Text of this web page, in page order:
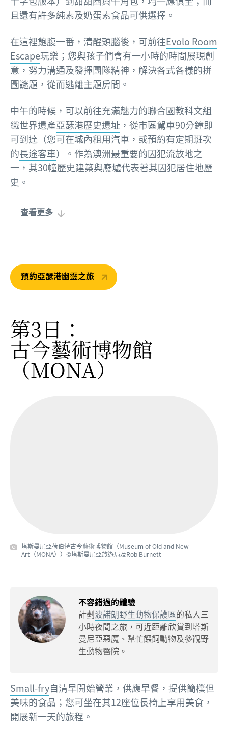
且還有許多純素及奶蛋素食品可供選擇。
在這裡飽腹一番，清醒頭腦後，可前往Evolo Room
Escape玩樂；您與孩子們會有一小時的時間展現創
意，努力溝通及發揮團隊精神，解決各式各樣的拼
圖謎題，從而逃離主題房間。
中午的時候，可以前往充滿魅力的聯合國教科文組
織世界遺產亞瑟港歷史遺址 ，從市區駕車90分鐘即
可到達（您可在城內租用汽車，或預約有定期班次
的長途客車）。作為澳洲最重要的囚犯流放地之
一，其30幢歷史建築與廢墟代表著其囚犯居住地歷
史。
查看更多
預約亞瑟港幽靈之旅
第3日：
古今藝術博物館
（MONA）
塔斯曼尼亞荷伯特古今藝術博物館（Museum of Old and New
Art（MONA））©塔斯曼尼亞旅遊局及Rob Burnett
不容錯過的體驗
計劃波諾朗野生動物保護區的私人三
小時夜間之旅，可近距離欣賞到塔斯
曼尼亞惡魔、幫忙餵飼動物及參觀野
生動物醫院。
Small-fry自清早開始營業，供應早餐，提供簡樸但
美味的食品；您可坐在其12座位長椅上享用美食，
開展新一天的旅程。